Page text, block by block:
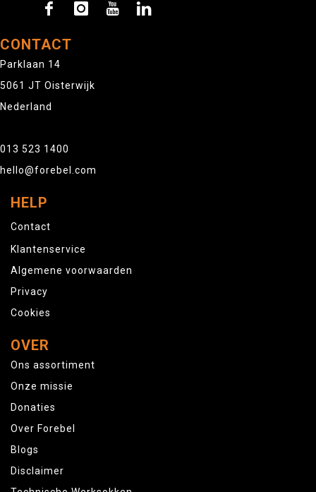
CONTACT
Parklaan 14
5061 JT Oisterwijk
Nederland
013 523 1400
hello@forebel.com
HELP
Contact
Klantenservice
Algemene voorwaarden
Privacy
Cookies
OVER
Ons assortiment
Onze missie
Donaties
Over Forebel
Blogs
Disclaimer